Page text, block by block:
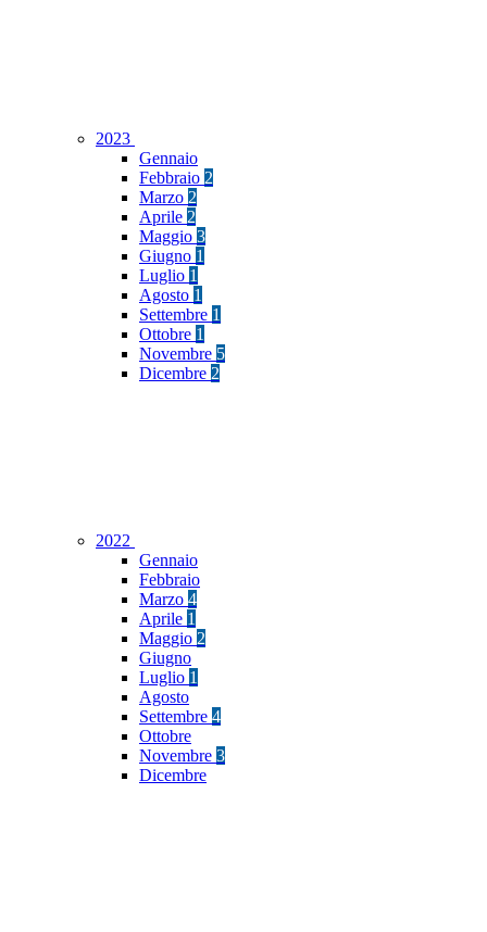
2023
Gennaio
Febbraio 2
Marzo 2
Aprile 2
Maggio 3
Giugno 1
Luglio 1
Agosto 1
Settembre 1
Ottobre 1
Novembre 5
Dicembre 2
2022
Gennaio
Febbraio
Marzo 4
Aprile 1
Maggio 2
Giugno
Luglio 1
Agosto
Settembre 4
Ottobre
Novembre 3
Dicembre